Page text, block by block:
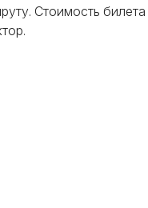
Стоимость билета